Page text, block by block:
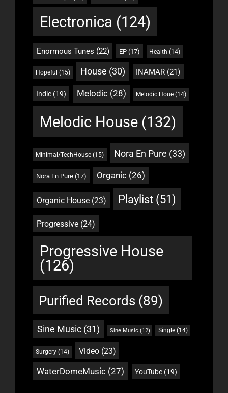
Electronica (124)
Enormous Tunes (22) EP (17) Health (14)
Hopeful (15) House (30) INAMAR (21)
Indie (19) Melodic(28) Melodic Houe (14)
Melodic House(132)
Minimal/TechHouse (15) Nora En Pure (33)
Nora En Pure(17) Organic(26)
Organic House(23) Playlist (51)
Progressive (24)
Progressive House
(126)
Purified Records (89)
Sine Music(31) Sine Music(12) Single(14)
Surgery (14) Video(23)
WaterDomeMusic (27) YouTube (19)